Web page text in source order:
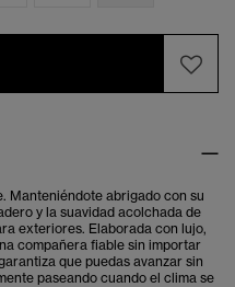
Manteniéndote abrigado con su
y la suavidad acolchada de
exteriores. Elaborada con lujo,
compañera fiable sin importar
que puedas avanzar sin
paseando cuando el clima se